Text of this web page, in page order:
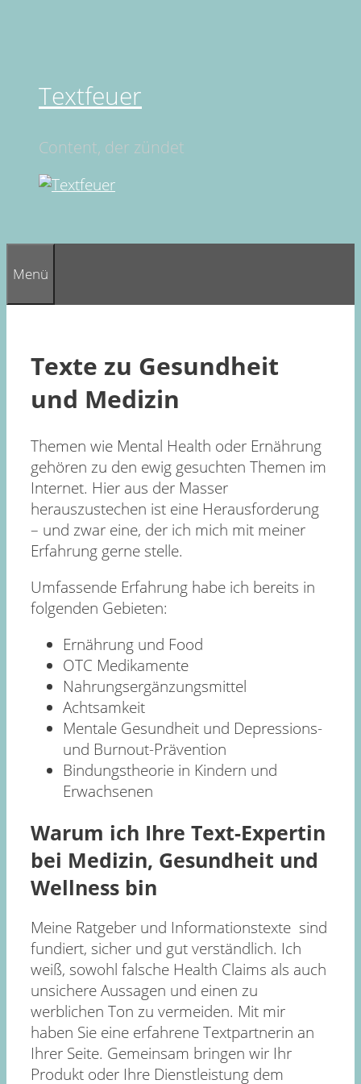
Textfeuer
Content, der zündet
Menü
Texte zu Gesundheit
und Medizin
Themen wie Mental Health oder Ernährung
gehören zu den ewig gesuchten Themen im
Internet. Hier aus der Masser
herauszustechen ist eine Herausforderung
– und zwar eine, der ich mich mit meiner
Erfahrung gerne stelle.
Umfassende Erfahrung habe ich bereits in
folgenden Gebieten:
Ernährung und Food
OTC Medikamente
Nahrungsergänzungsmittel
Achtsamkeit
Mentale Gesundheit und Depressions-
und Burnout-Prävention
Bindungstheorie in Kindern und
Erwachsenen
Warum ich Ihre Text-Expertin
bei Medizin, Gesundheit und
Wellness bin
Meine Ratgeber und Informationstexte sind
fundiert, sicher und gut verständlich. Ich
weiß, sowohl falsche Health Claims als auch
unsichere Aussagen und einen zu
werblichen Ton zu vermeiden. Mit mir
haben Sie eine erfahrene Textpartnerin an
Ihrer Seite. Gemeinsam bringen wir Ihr
Produkt oder Ihre Dienstleistung dem